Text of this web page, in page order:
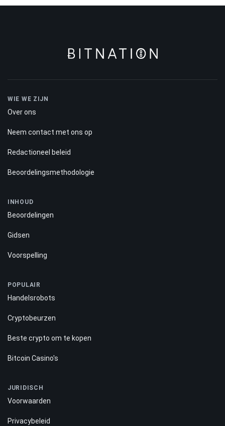
WIE WE ZIJN
Over ons
Neem contact met ons op
Redactioneel beleid
Beoordelingsmethodologie
INHOUD
Beoordelingen
Gidsen
Voorspelling
POPULAIR
Handelsrobots
Cryptobeurzen
Beste crypto om te kopen
Bitcoin Casino's
JURIDISCH
Voorwaarden
Privacybeleid